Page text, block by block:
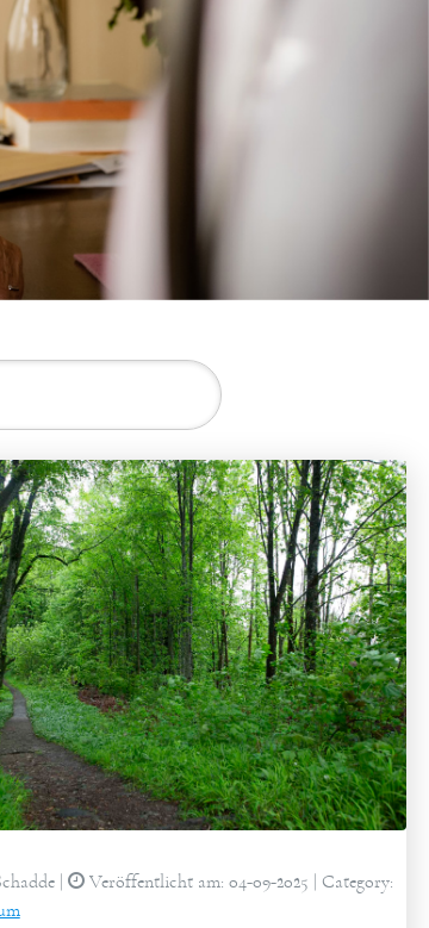
| Veröffentlicht am: 04-09-2025 | Category: